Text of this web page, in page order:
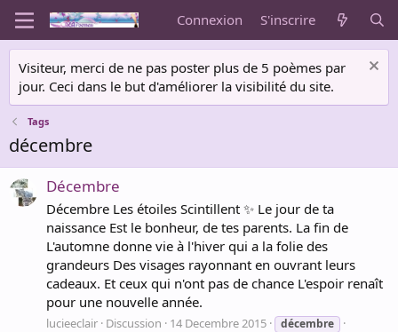
Connexion S'inscrire
Visiteur, merci de ne pas poster plus de 5 poèmes par
jour. Ceci dans le but d'améliorer la visibilité du site.
Tags
décembre
Décembre
Décembre Les étoiles Scintillent ✨ Le jour de ta
naissance Est le bonheur, de tes parents. La fin de
L'automne donne vie à l'hiver qui a la folie des
grandeurs Des visages rayonnant en ouvrant leurs
cadeaux. Et ceux qui n'ont pas de chance L'espoir renaît
pour une nouvelle année.
lucieeclair Discussion 14 Decembre 2015 décembre